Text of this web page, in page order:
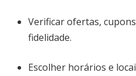
Verificar ofertas,
fidelidade.
Escolher horários e